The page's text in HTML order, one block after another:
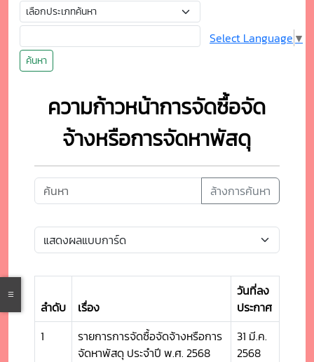
ค้นหา
Select Language ▼
ความก้าวหน้าการจัดซื้อจัด
จ้างหรือการจัดหาพัสดุ
ล้างการค้นหา
ลำดับ เรื่อง
วันที่ลง
ประกาศ
1
รายการการจัดซื้อจัดจ้างหรือการ
จัดหาพัสดุ ประจำปี พ.ศ. 2568
31 มี.ค.
2568